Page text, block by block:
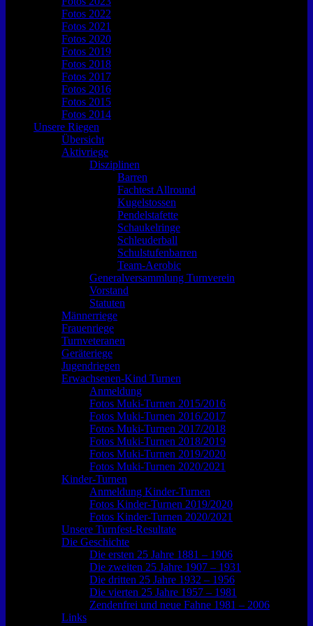
Fotos 2022
Fotos 2021
Fotos 2020
Fotos 2019
Fotos 2018
Fotos 2017
Fotos 2016
Fotos 2015
Fotos 2014
Unsere Riegen
Übersicht
Aktivriege
Disziplinen
Barren
Fachtest Allround
Kugelstossen
Pendelstafette
Schaukelringe
Schleuderball
Schulstufenbarren
Team-Aerobic
Generalversammlung Turnverein
Vorstand
Statuten
Männerriege
Frauenriege
Turnveteranen
Geräteriege
Jugendriegen
Erwachsenen-Kind Turnen
Anmeldung
Fotos Muki-Turnen 2015/2016
Fotos Muki-Turnen 2016/2017
Fotos Muki-Turnen 2017/2018
Fotos Muki-Turnen 2018/2019
Fotos Muki-Turnen 2019/2020
Fotos Muki-Turnen 2020/2021
Kinder-Turnen
Anmeldung Kinder-Turnen
Fotos Kinder-Turnen 2019/2020
Fotos Kinder-Turnen 2020/2021
Unsere Turnfest-Resultate
Die Geschichte
Die ersten 25 Jahre 1881 – 1906
Die zweiten 25 Jahre 1907 – 1931
Die dritten 25 Jahre 1932 – 1956
Die vierten 25 Jahre 1957 – 1981
Zendenfrei und neue Fahne 1981 – 2006
Links